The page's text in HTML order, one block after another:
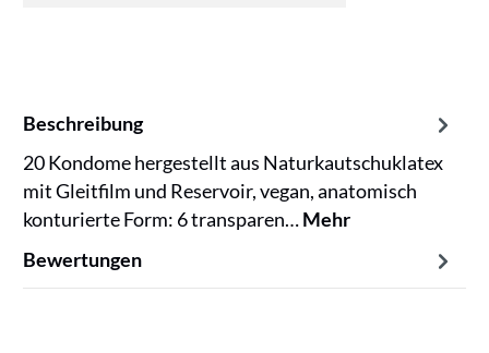
Beschreibung
20 Kondome hergestellt aus Naturkautschuklatex
mit Gleitfilm und Reservoir, vegan, anatomisch
konturierte Form: 6 transparen…Mehr
Bewertungen